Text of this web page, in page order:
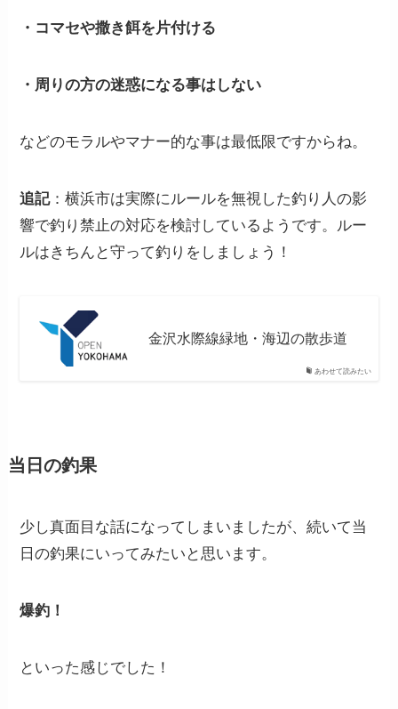
・コマセや撒き餌を片付ける
・周りの方の迷惑になる事はしない
などのモラルやマナー的な事は最低限ですからね。
追記：横浜市は実際にルールを無視した釣り人の影
響で釣り禁止の対応を検討しているようです。ルー
ルはきちんと守って釣りをしましょう！
あわせて読みたい
金沢水際線緑地・海辺の散歩道
当日の釣果
少し真面目な話になってしまいましたが、続いて当
日の釣果にいってみたいと思います。
爆釣！
といった感じでした！